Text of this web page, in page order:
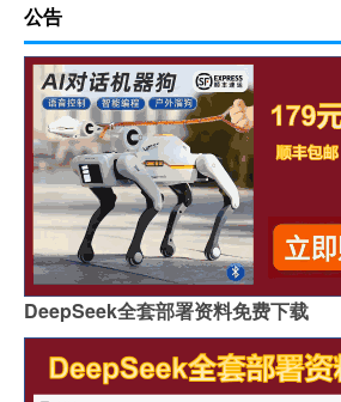
公告
DeepSeek全套部署资料免费下载